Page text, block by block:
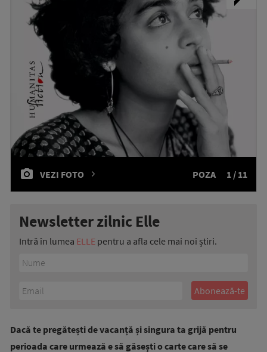
VEZI FOTO POZA 1 / 11
Newsletter zilnic Elle
Intră în lumea ELLE pentru a afla cele mai noi știri.
Dacă te pregătești de vacanță și singura ta grijă pentru
perioada care urmează e să găsești o carte care să se